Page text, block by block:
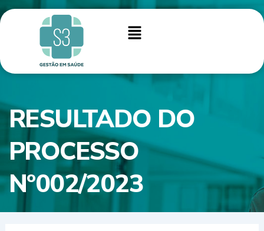
para
conteúdo
Menu
RESULTADO DO
PROCESSO
Nº002/2023